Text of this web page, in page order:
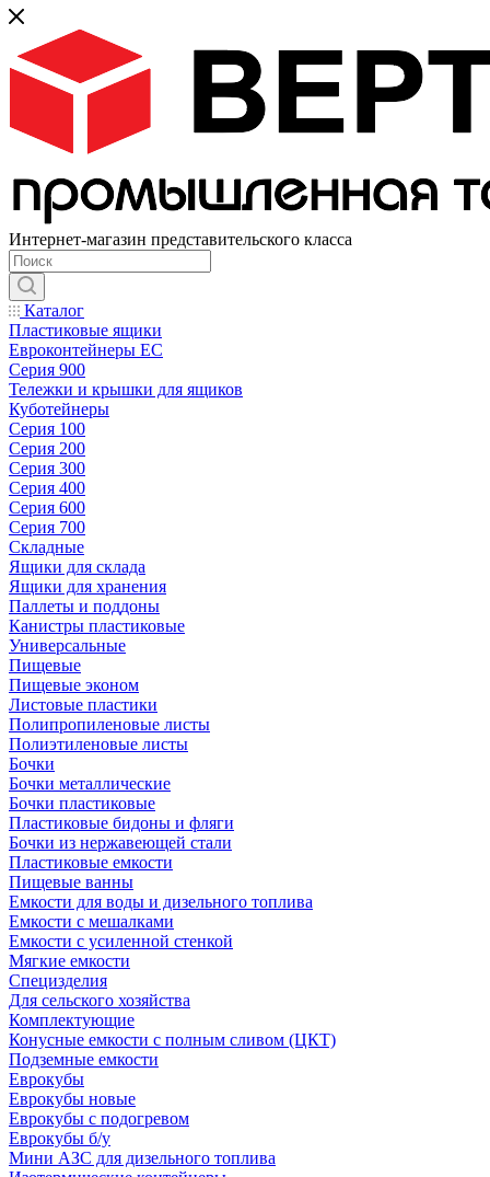
Интернет-магазин представительского класса
Каталог
Пластиковые ящики
Евроконтейнеры ЕС
Серия 900
Тележки и крышки для ящиков
Куботейнеры
Серия 100
Серия 200
Серия 300
Серия 400
Серия 600
Серия 700
Складные
Ящики для склада
Ящики для хранения
Паллеты и поддоны
Канистры пластиковые
Универсальные
Пищевые
Пищевые эконом
Листовые пластики
Полипропиленовые листы
Полиэтиленовые листы
Бочки
Бочки металлические
Бочки пластиковые
Пластиковые бидоны и фляги
Бочки из нержавеющей стали
Пластиковые емкости
Пищевые ванны
Емкости для воды и дизельного топлива
Емкости с мешалками
Емкости с усиленной стенкой
Мягкие емкости
Специзделия
Для сельского хозяйства
Комплектующие
Конусные емкости с полным сливом (ЦКТ)
Подземные емкости
Еврокубы
Еврокубы новые
Еврокубы с подогревом
Еврокубы б/у
Мини АЗС для дизельного топлива